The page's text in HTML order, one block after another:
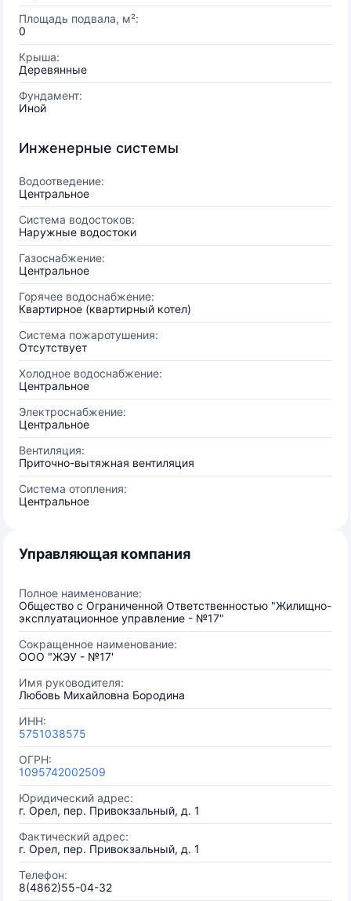
Площадь подвала, м²:
0
Крыша:
Деревянные
Фундамент:
Иной
Инженерные системы
Водоотведение:
Центральное
Система водостоков:
Наружные водостоки
Газоснабжение:
Центральное
Горячее водоснабжение:
Квартирное (квартирный котел)
Система пожаротушения:
Отсутствует
Холодное водоснабжение:
Центральное
Электроснабжение:
Центральное
Вентиляция:
Приточно-вытяжная вентиляция
Система отопления:
Центральное
Управляющая компания
Полное наименование:
Общество с Ограниченной Ответственностью "Жилищно-
эксплуатационное управление - №17"
Сокращенное наименование:
ООО "ЖЭУ - №17'
Имя руководителя:
Любовь Михайловна Бородина
ИНН:
5751038575
ОГРН:
1095742002509
Юридический адрес:
г. Орел, пер. Привокзальный, д. 1
Фактический адрес:
г. Орел, пер. Привокзальный, д. 1
Телефон:
8(4862)55-04-32